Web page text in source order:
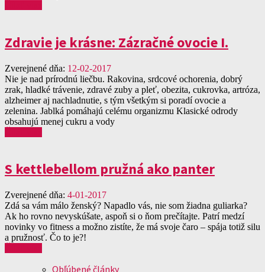
Zdravie je krásne: Zázračné ovocie I.
Zverejnené dňa: 12-02-2017
Nie je nad prírodnú liečbu. Rakovina, srdcové ochorenia, dobrý
zrak, hladké trávenie, zdravé zuby a pleť, obezita, cukrovka, artróza,
alzheimer aj nachladnutie, s tým všetkým si poradí ovocie a
zelenina. Jablká pomáhajú celému organizmu Klasické odrody
obsahujú menej cukru a vody
S kettlebellom pružná ako panter
Zverejnené dňa: 4-01-2017
Zdá sa vám málo ženský? Napadlo vás, nie som žiadna guliarka?
Ak ho rovno nevyskúšate, aspoň si o ňom prečítajte. Patrí medzí
novinky vo fitness a možno zistíte, že má svoje čaro – spája totiž silu
a pružnosť. Čo to je?!
Obľúbené články